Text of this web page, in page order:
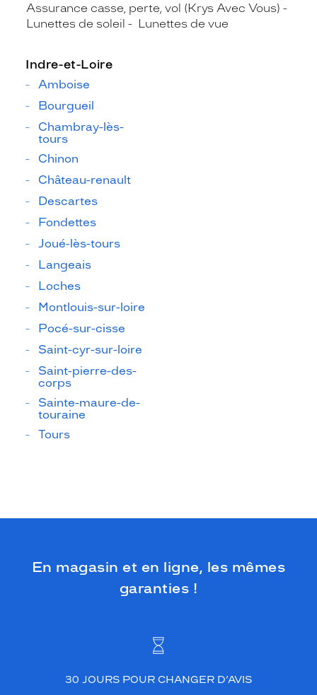
Assurance casse, perte, vol (Krys Avec Vous)
Lunettes de soleil
Lunettes de vue
Indre-et-Loire
Amboise
Bourgueil
Chambray-lès-
tours
Chinon
Château-renault
Descartes
Fondettes
Joué-lès-tours
Langeais
Loches
Montlouis-sur-loire
Pocé-sur-cisse
Saint-cyr-sur-loire
Saint-pierre-des-
corps
Sainte-maure-de-
touraine
Tours
En magasin et en ligne, les mêmes
garanties !
30 JOURS POUR CHANGER D’AVIS